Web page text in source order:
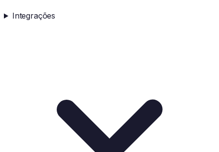
Integrações